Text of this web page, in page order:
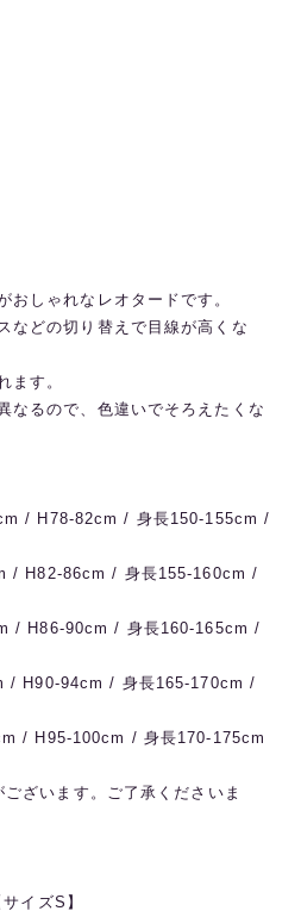
おしゃれなレオタードです。
などの切り替えで目線が高くな
ます。
なるので、色違いでそろえたくな
/ H78-82cm / 身長150-155cm /
/ H82-86cm / 身長155-160cm /
/ H86-90cm / 身長160-165cm /
/ H90-94cm / 身長165-170cm /
/ H95-100cm / 身長170-175cm
ざいます。ご了承くださいま
イズS】